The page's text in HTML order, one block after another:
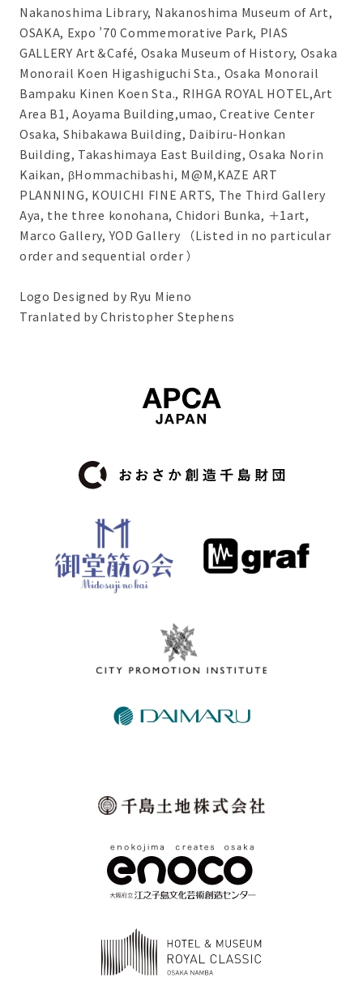
Nakanoshima Library, Nakanoshima Museum of Art,
OSAKA, Expo ’70 Commemorative Park, PIAS
GALLERY Art＆Café, Osaka Museum of History, Osaka
Monorail Koen Higashiguchi Sta., Osaka Monorail
Bampaku Kinen Koen Sta., RIHGA ROYAL HOTEL,Art
Area B1, Aoyama Building,umao, Creative Center
Osaka, Shibakawa Building, Daibiru-Honkan
Building, Takashimaya East Building, Osaka Norin
Kaikan, βHommachibashi, M@M,KAZE ART
PLANNING, KOUICHI FINE ARTS, The Third Gallery
Aya, the three konohana, Chidori Bunka, ＋1art,
Marco Gallery, YOD Gallery （Listed in no particular
order and sequential order ）
Logo Designed by Ryu Mieno
Tranlated by Christopher Stephens